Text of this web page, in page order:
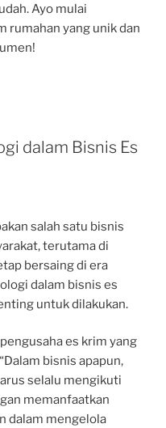
Ayo mulai
rumahan yang unik dan
dalam Bisnis Es
salah satu bisnis
terutama di
bersaing di era
dalam bisnis es
untuk dilakukan.
es krim yang
bisnis apapun,
selalu mengikuti
memanfaatkan
dalam mengelola